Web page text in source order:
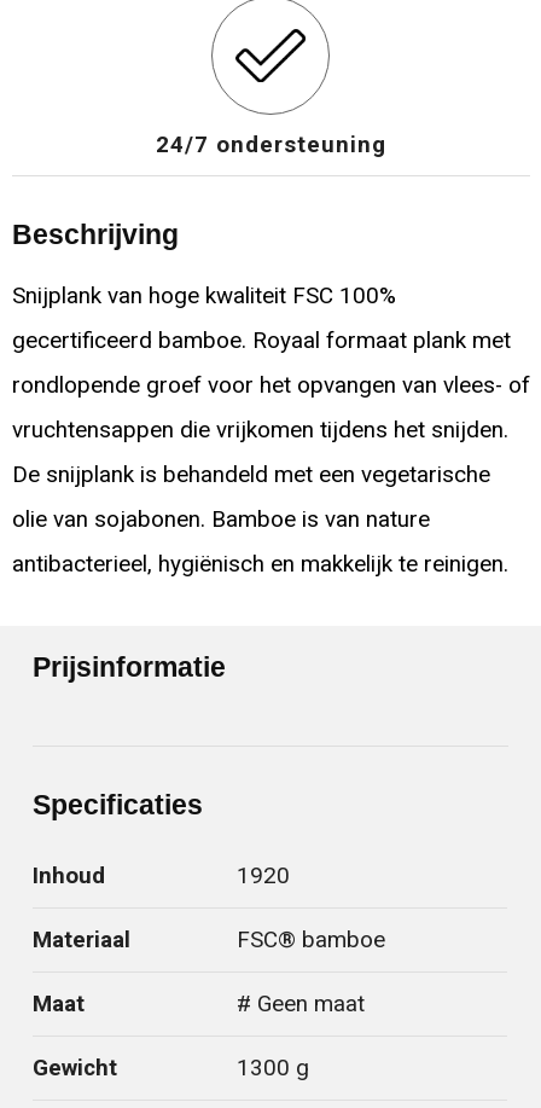
24/7 ondersteuning
Beschrijving
Snijplank van hoge kwaliteit FSC 100%
gecertificeerd bamboe. Royaal formaat plank met
rondlopende groef voor het opvangen van vlees- of
vruchtensappen die vrijkomen tijdens het snijden.
De snijplank is behandeld met een vegetarische
olie van sojabonen. Bamboe is van nature
antibacterieel, hygiënisch en makkelijk te reinigen.
Prijsinformatie
Specificaties
Inhoud 1920
Materiaal FSC® bamboe
Maat # Geen maat
Gewicht 1300 g